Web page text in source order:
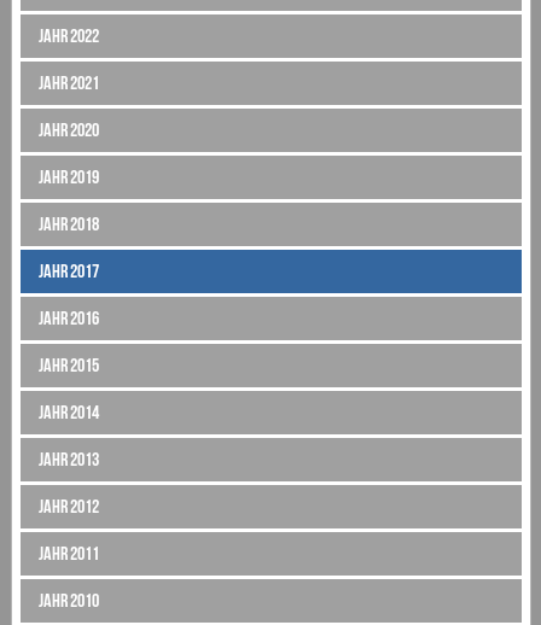
Jahr 2022
Jahr 2021
Jahr 2020
Jahr 2019
Jahr 2018
Jahr 2017
Jahr 2016
Jahr 2015
Jahr 2014
Jahr 2013
Jahr 2012
Jahr 2011
Jahr 2010